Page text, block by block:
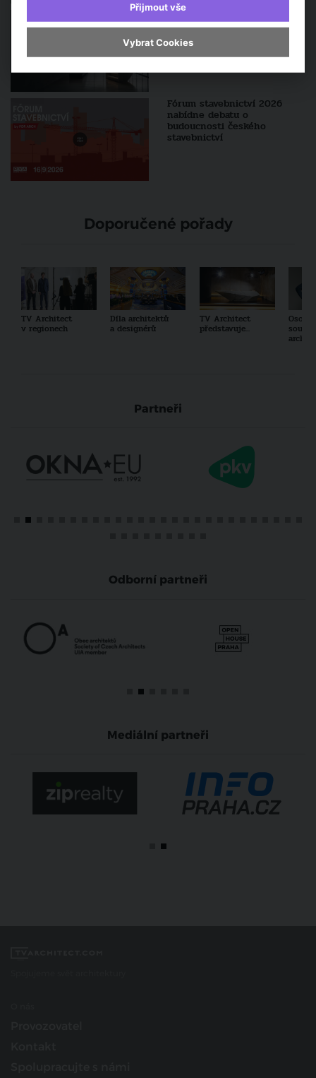
Architekt roku 2026
vstupuje do finále. Porota
představila pětici výrazných
osobností české architektury
Fórum stavebnictví 2026
nabídne debatu o
budoucnosti českého
stavebnictví
Doporučené pořady
TV Architect
v regionech
Díla architektů
a designérů
TV Architect
představuje...
Partneři
Odborní partneři
Mediální partneři
Přijmout vše
Vybrat Cookies